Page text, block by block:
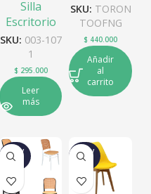
Silla
Escritorio
SKU: 003-107
1
$295.000
Leer
más
SKU: TORON
TOOFNG
$ 440.000
Añadir
al
carrito
NUEV
O
NUEV
O